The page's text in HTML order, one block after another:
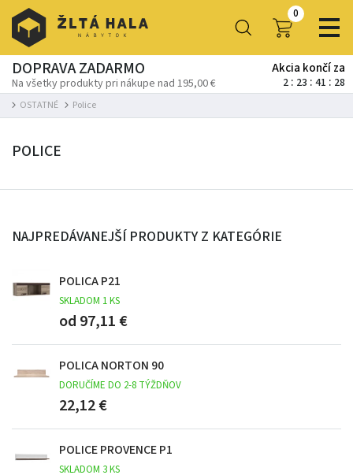
0
DOPRAVA ZADARMO
Na všetky produkty pri nákupe nad 195,00 €
Akcia končí za
2 23 41 27
OSTATNÉ Police
POLICE
NAJPREDÁVANEJŠÍ PRODUKTY Z KATEGÓRIE
POLICA P21
SKLADOM 1 KS
od 97,11 €
POLICA NORTON 90
DORUČÍME DO 2-8 TÝŽDŇOV
22,12 €
POLICE PROVENCE P1
SKLADOM 3 KS